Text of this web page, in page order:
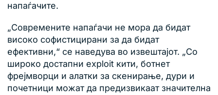
напаѓачите.
„Современите напаѓачи не мора да бидат
високо софистицирани за да бидат
ефективни,“ се наведува во извештајот. „Со
широко достапни exploit кити, ботнет
фрејмворци и алатки за скенирање, дури и
почетници можат да предизвикаат значителна